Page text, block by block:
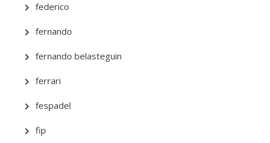
federico
fernando
fernando belasteguin
ferrari
fespadel
fip